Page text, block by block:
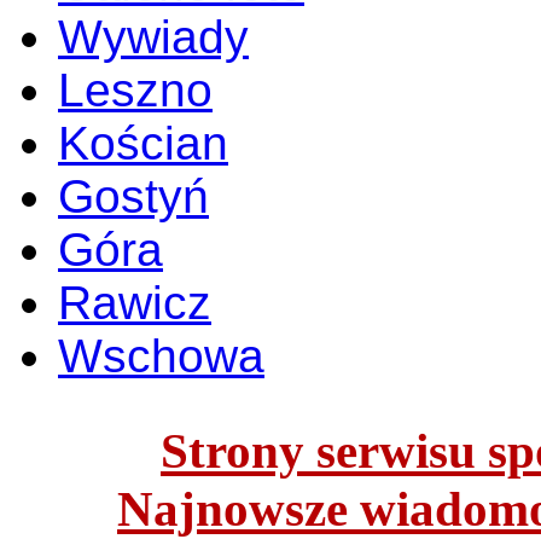
Wywiady
Leszno
Kościan
Gostyń
Góra
Rawicz
Wschowa
Strony serwisu
Najnowsze